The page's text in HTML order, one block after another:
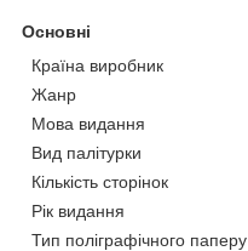
Основні
Країна виробник
Жанр
Мова видання
Вид палітурки
Кількість сторінок
Рік видання
Тип поліграфічного паперу